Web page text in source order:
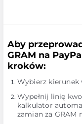
Aby
GRAM na
kroków:
Wybierz kierunek
Wypełnij linię
kalkulator
zamian za GRAM